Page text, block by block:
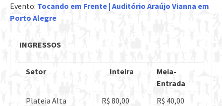
Evento: Tocando em Frente | Auditório Araújo Vianna em
Porto Alegre
INGRESSOS
Setor Inteira
Meia-
Entrada
Plateia Alta
R$ 80,00 R$ 40,00